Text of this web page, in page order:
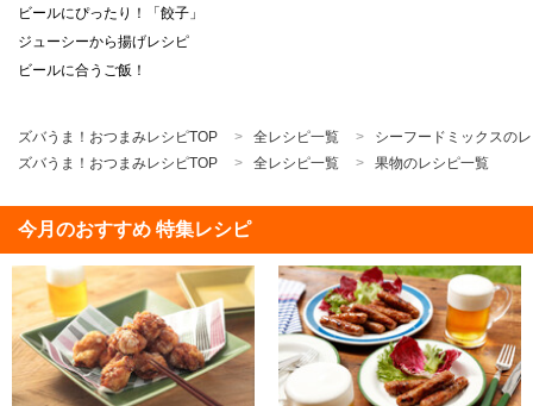
ビールにぴったり！「餃子」
ジューシーから揚げレシピ
ビールに合うご飯！
ズバうま！おつまみレシピTOP 全レシピ一覧
シーフードミックスの
ズバうま！おつまみレシピTOP
全レシピ一覧 果物のレシピ一覧
今月のおすすめ 特集レシピ